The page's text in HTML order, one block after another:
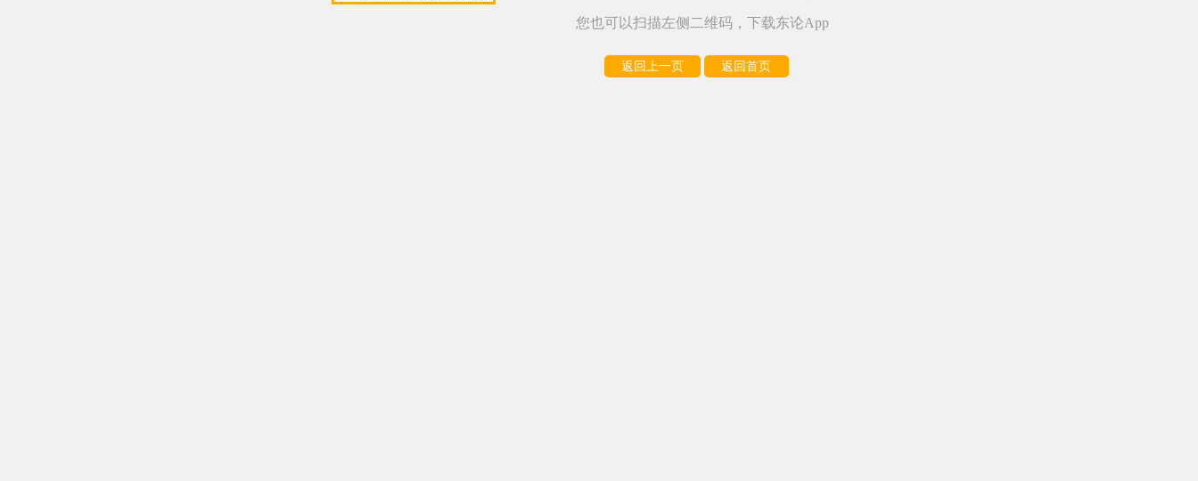
您也可以扫描左侧二维码，下载东论App
返回上一页 返回首页